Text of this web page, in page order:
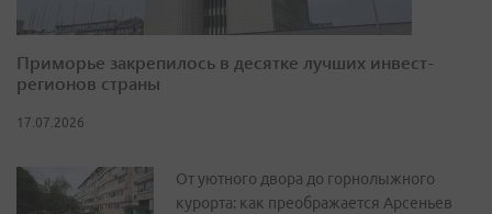
Приморье закрепилось в десятке лучших инвест-
регионов страны
17.07.2026
От уютного двора до горнолыжного
курорта: как преображается Арсеньев